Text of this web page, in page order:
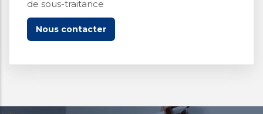
de sous-traitance
Nous contacter